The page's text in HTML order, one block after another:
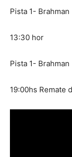
Pista 1- Brahman
13:30 hor
Pista 1- Brahman
19:00hs Remate